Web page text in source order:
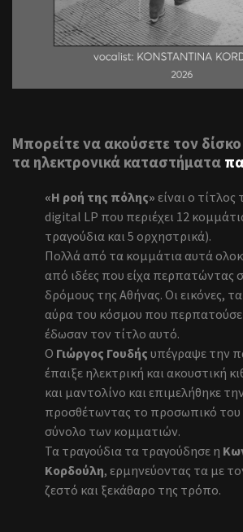
Μπορείτε να ακούσετε τον
τα ηλεκτρονικά καταστήματα
«Η ροή της πόλης» είναι ο
digital LP που περιέχει 12
τραγούδια και 5 ορχηστρικά).
Πολλά από τα κομμάτια αυτά
από ιδέες που είχα περπατώντας
δρόμους της Αθήνας. Oι εικόνες,
αύρα του κόσμου που περπατούσε
έδωσαν τον τίτλο αυτό.
Ο Γιώργος Γουδής υπέγραψε την
έπαιξε ηλεκτρική και ακουστική
και μαντολίνο και επιμελήθηκε
προσθέτωντας το προσωπικό του
σύνολο των κομματιών.
Τα τραγούδια τα τραγούδησε η
Κορδούλη, ερμηνεύοντας τα με
ζεστό και ξεκάθαρο της τρόπο.